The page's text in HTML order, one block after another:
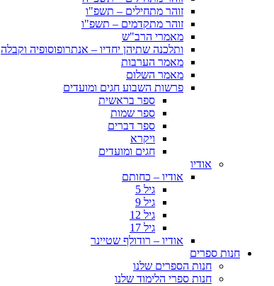
זוהר מתחילים – תשפ"ו
זוהר מתקדמים – תשפ"ו
מאמרי הרב"ש
ותלכנה שתיהן יחדיו – אנתרופוסופיה וקבלה
מאמר הערבות
מאמר השלום
פרשות השבוע חגים ומועדים
ספר בראשית
ספר שמות
ספר דברים
ויקרא
חגים ומועדים
אודיו
אודיו – כחותם
גיל 5
גיל 9
גיל 12
גיל 17
אודיו – רודולף שטיינר
חנות ספרים
חנות הספרים שלנו
חנות ספרי הלימוד שלנו